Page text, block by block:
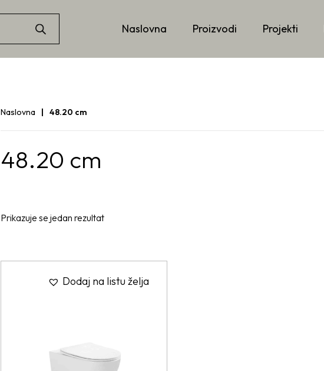
Naslovna Proizvodi Projekti
Naslovna 48.20 cm
48.20 cm
Prikazuje se jedan rezultat
Dodaj na listu želja